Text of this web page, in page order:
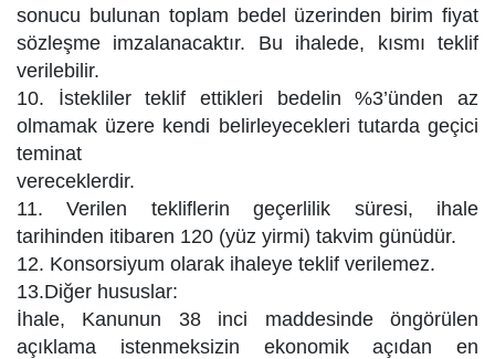
sonucu bulunan toplam bedel üzerinden birim fiyat
sözleşme imzalanacaktır. Bu ihalede, kısmı teklif
verilebilir.
10. İstekliler teklif ettikleri bedelin %3’ünden az
olmamak üzere kendi belirleyecekleri tutarda geçici
teminat
vereceklerdir.
11. Verilen tekliflerin geçerlilik süresi, ihale
tarihinden itibaren 120 (yüz yirmi) takvim günüdür.
12. Konsorsiyum olarak ihaleye teklif verilemez.
13.Diğer hususlar:
İhale, Kanunun 38 inci maddesinde öngörülen
açıklama istenmeksizin ekonomik açıdan en